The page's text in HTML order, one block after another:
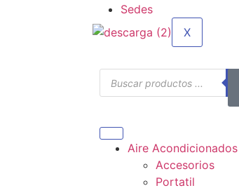
Sedes
X
Aire Acondicionados
Accesorios
Portatil